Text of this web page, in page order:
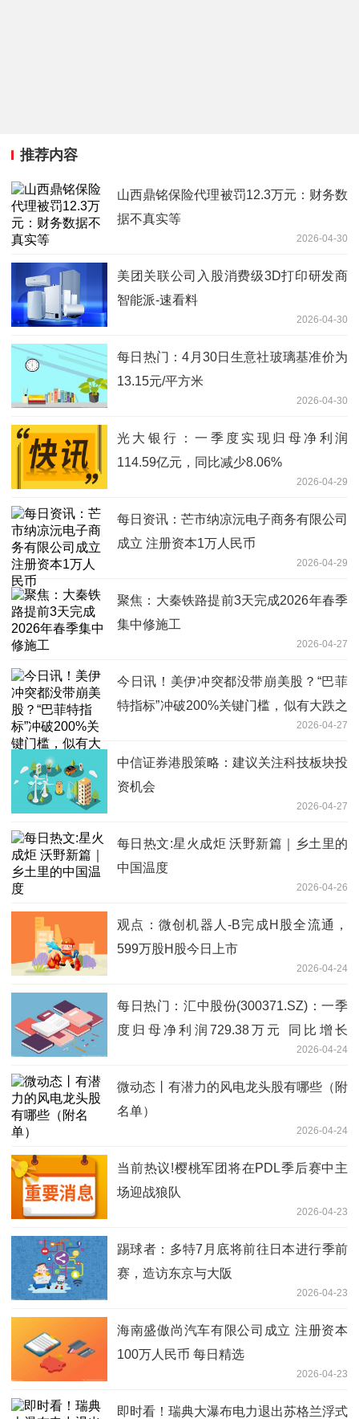
推荐内容
山西鼎铭保险代理被罚12.3万元：财务数
据不真实等
2026-04-30
美团关联公司入股消费级3D打印研发商
智能派-速看料
2026-04-30
每日热门：4月30日生意社玻璃基准价为
13.15元/平方米
2026-04-30
光大银行：一季度实现归母净利润
114.59亿元，同比减少8.06%
2026-04-29
每日资讯：芒市纳凉沅电子商务有限公司
成立 注册资本1万人民币
2026-04-29
聚焦：大秦铁路提前3天完成2026年春季
集中修施工
2026-04-27
今日讯！美伊冲突都没带崩美股？“巴菲
特指标”冲破200%关键门槛，似有大跌之
2026-04-27
中信证券港股策略：建议关注科技板块投
资机会
2026-04-27
每日热文:星火成炬 沃野新篇｜乡土里的
中国温度
2026-04-26
观点：微创机器人-B完成H股全流通，
599万股H股今日上市
2026-04-24
每日热门：汇中股份(300371.SZ)：一季
度归母净利润729.38万元 同比增长
2026-04-24
微动态丨有潜力的风电龙头股有哪些（附
名单）
2026-04-24
当前热议!樱桃军团将在PDL季后赛中主
场迎战狼队
2026-04-23
踢球者：多特7月底将前往日本进行季前
赛，造访东京与大阪
2026-04-23
海南盛傲尚汽车有限公司成立 注册资本
100万人民币 每日精选
2026-04-23
即时看！瑞典大瀑布电力退出苏格兰浮式